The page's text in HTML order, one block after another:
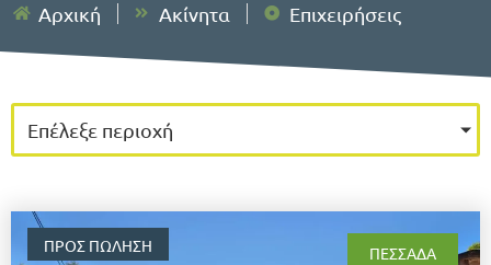
Αρχική Ακίνητα Επιχειρήσεις
Επέλεξε περιοχή
ΠΡΟΣ ΠΏΛΗΣΗ ΠΕΣΣΆΔΑ